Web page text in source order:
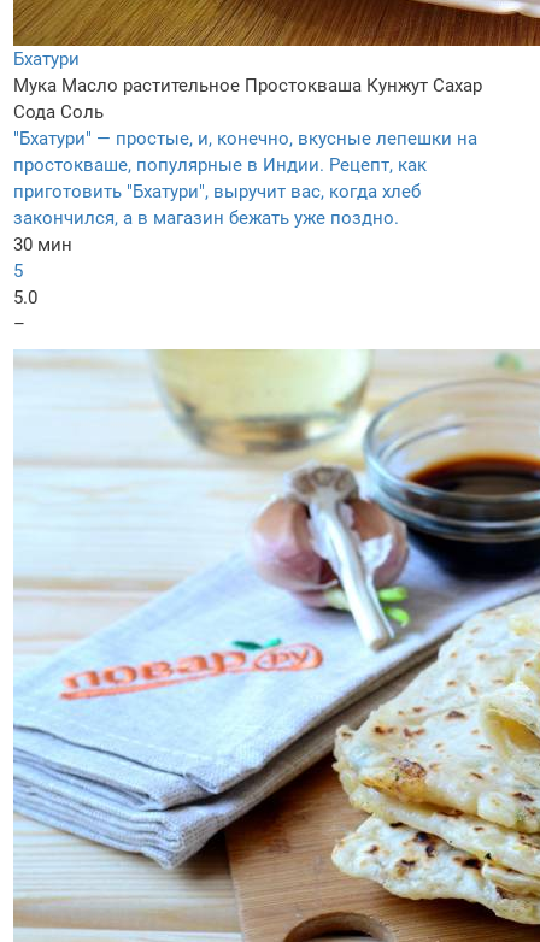
Бхатури
Мука Масло растительное Простокваша Кунжут Сахар
Сода Соль
"Бхатури" — простые, и, конечно, вкусные лепешки на
простокваше, популярные в Индии. Рецепт, как
приготовить "Бхатури", выручит вас, когда хлеб
закончился, а в магазин бежать уже поздно.
30 мин
5
5.0
–